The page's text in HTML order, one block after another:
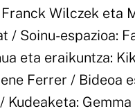
Wilczek eta
/ Soinu-espazioa:
eta eraikuntza:
Ferrer / Bideoa
Gemma